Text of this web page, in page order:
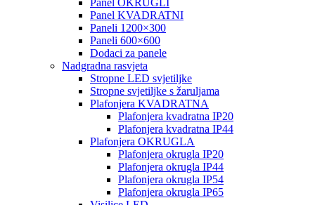
Panel OKRUGLI
Panel KVADRATNI
Paneli 1200×300
Paneli 600×600
Dodaci za panele
Nadgradna rasvjeta
Stropne LED svjetiljke
Stropne svjetiljke s žaruljama
Plafonjera KVADRATNA
Plafonjera kvadratna IP20
Plafonjera kvadratna IP44
Plafonjera OKRUGLA
Plafonjera okrugla IP20
Plafonjera okrugla IP44
Plafonjera okrugla IP54
Plafonjera okrugla IP65